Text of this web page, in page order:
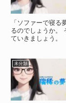
「ソファーで寝る
るのでしょうか。
ていきましょう。
未分類